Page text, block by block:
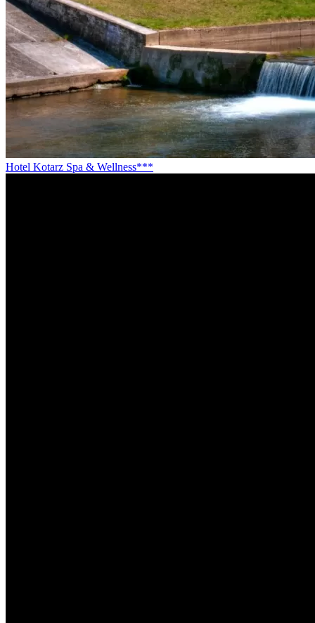
Hotel Kotarz Spa & Wellness***